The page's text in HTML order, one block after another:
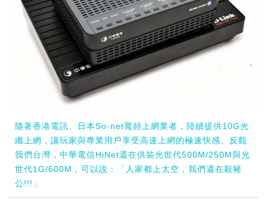
隨著香港電訊、日本So-net寬頻上網業者，陸續提供10G光
纖上網，讓玩家與專業用戶享受高速上網的極速快感。反觀
我們台灣，中華電信HiNet還在供裝光世代500M/250M與光
世代1G/600M，可以說：「人家都上太空，我們還在殺豬
公!!!」